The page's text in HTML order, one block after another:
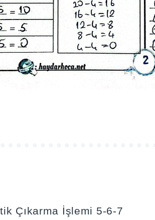
Çıkarma İşlemi 5-6-7